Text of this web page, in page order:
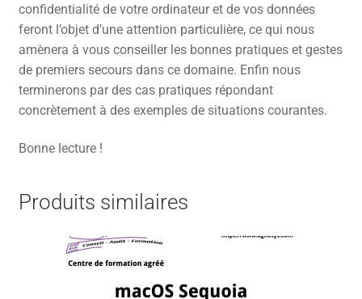
confidentialité de votre ordinateur et de vos données
feront l’objet d’une attention particulière, ce qui nous
amènera à vous conseiller les bonnes pratiques et gestes
de premiers secours dans ce domaine. Enfin nous
terminerons par des cas pratiques répondant
concrètement à des exemples de situations courantes.
Bonne lecture !
Produits similaires